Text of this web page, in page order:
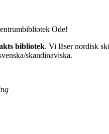
Ode!
bibliotek. Vi läser nordisk
skandinaviska.